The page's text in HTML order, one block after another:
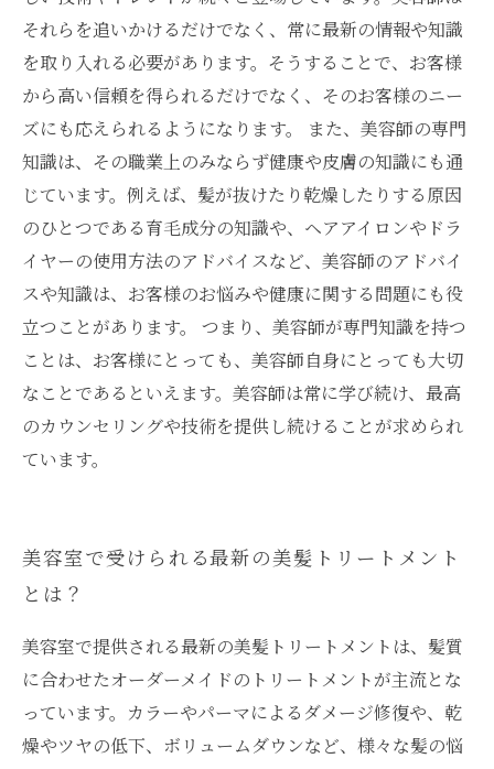
それらを追いかけるだけでなく、常に最新の情報や知識
を取り入れる必要があります。そうすることで、お客様
から高い信頼を得られるだけでなく、そのお客様のニー
ズにも応えられるようになります。 また、美容師の専門
知識は、その職業上のみならず健康や皮膚の知識にも通
じています。例えば、髪が抜けたり乾燥したりする原因
のひとつである育毛成分の知識や、ヘアアイロンやドラ
イヤーの使用方法のアドバイスなど、美容師のアドバイ
スや知識は、お客様のお悩みや健康に関する問題にも役
立つことがあります。 つまり、美容師が専門知識を持つ
ことは、お客様にとっても、美容師自身にとっても大切
なことであるといえます。美容師は常に学び続け、最高
のカウンセリングや技術を提供し続けることが求められ
ています。
美容室で受けられる最新の美髪トリートメント
とは？
美容室で提供される最新の美髪トリートメントは、髪質
に合わせたオーダーメイドのトリートメントが主流とな
っています。カラーやパーマによるダメージ修復や、乾
燥やツヤの低下、ボリュームダウンなど、様々な髪の悩